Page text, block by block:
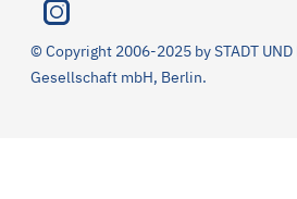
© Copyright 2006-2025 by STADT
Gesellschaft mbH, Berlin.